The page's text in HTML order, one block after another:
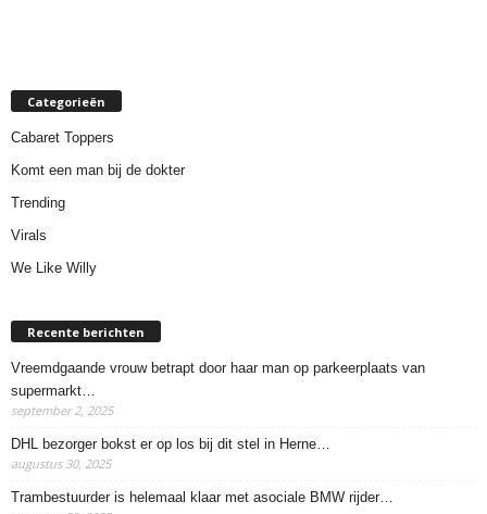
Categorieën
Cabaret Toppers
Komt een man bij de dokter
Trending
Virals
We Like Willy
Recente berichten
Vreemdgaande vrouw betrapt door haar man op parkeerplaats van
supermarkt…
september 2, 2025
DHL bezorger bokst er op los bij dit stel in Herne…
augustus 30, 2025
Trambestuurder is helemaal klaar met asociale BMW rijder…